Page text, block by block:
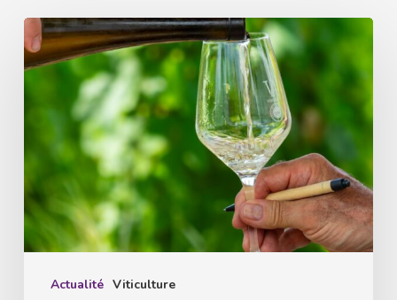
Actualité Viticulture
La
Tournée
des
Terroirs
2026
l’Alsace
célèbre
ses
grands